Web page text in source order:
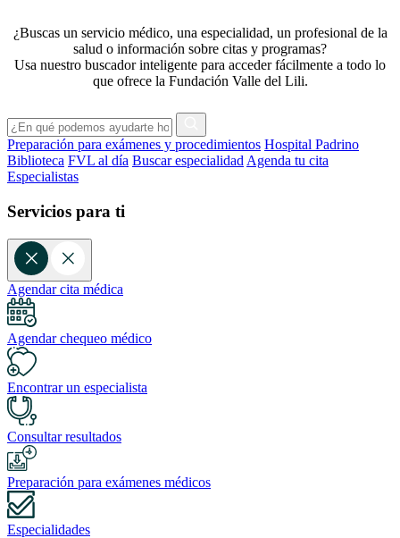
¿Buscas un servicio médico, una especialidad, un profesional de la
salud o información sobre citas y programas?
Usa nuestro buscador inteligente para acceder fácilmente a todo lo
que ofrece la Fundación Valle del Lili.
Preparación para exámenes y procedimientos Hospital Padrino
Biblioteca FVL al día Buscar especialidad Agenda tu cita
Especialistas
Servicios para ti
Agendar cita médica
Agendar chequeo médico
Encontrar un especialista
Consultar resultados
Preparación para exámenes médicos
Especialidades